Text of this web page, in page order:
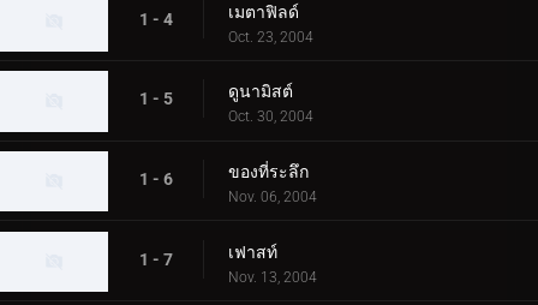
1 - 4 เมตาฟิลด์
Oct. 23, 2004
1 - 5 ดูนามิสต์
Oct. 30, 2004
1 - 6 ของที่ระลึก
Nov. 06, 2004
1 - 7 เฟาสท์
Nov. 13, 2004